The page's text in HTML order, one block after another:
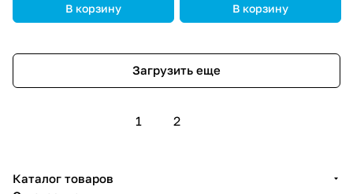
В корзину В корзину
Загрузить еще
1 2
Каталог товаров